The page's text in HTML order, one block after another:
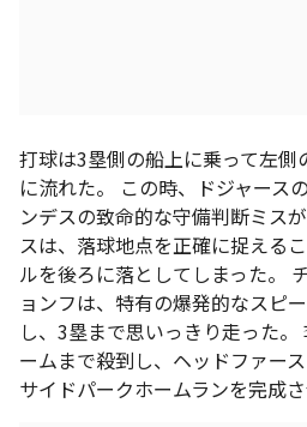
打球は3塁側の船上に乗って左側
に流れた。 この時、ドジャース
ンデスの致命的な守備判断ミス
スは、落球地点を正確に捉える
ルを後ろに落としてしまった。
ョンフは、特有の爆発的なスピ
し、3塁まで思いっきり走った
ームまで殺到し、ヘッドファー
サイドパークホームランを完成さ